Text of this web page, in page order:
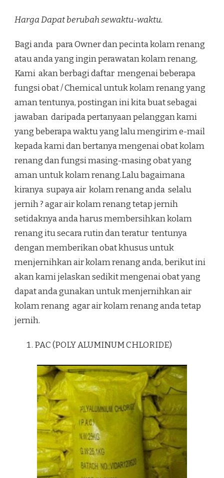
Harga Dapat berubah sewaktu-waktu.
Bagi anda para Owner dan pecinta kolam renang
atau anda yang ingin perawatan kolam renang,
Kami akan berbagi daftar mengenai beberapa
fungsi obat / Chemical untuk kolam renang yang
aman tentunya, postingan ini kita buat sebagai
jawaban daripada pertanyaan pelanggan kami
yang beberapa waktu yang lalu mengirim e-mail
kepada kami dan bertanya mengenai obat kolam
renang dan fungsi masing-masing obat yang
aman untuk kolam renang.Lalu bagaimana
kiranya supaya air kolam renang anda selalu
jernih ? agar air kolam renang tetap jernih
setidaknya anda harus membersihkan kolam
renang itu secara rutin dan teratur tentunya
dengan memberikan obat khusus untuk
menjernihkan air kolam renang anda, berikut ini
akan kami jelaskan sedikit mengenai obat yang
dapat anda gunakan untuk menjernihkan air
kolam renang agar air kolam renang anda tetap
jernih.
PAC (POLY ALUMINUM CHLORIDE)